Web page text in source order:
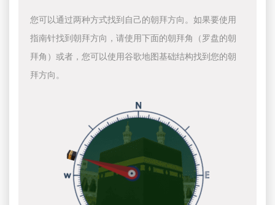
您可以通过两种方式找到自己的朝拜方向。如果要使用
指南针找到朝拜方向，请使用下面的朝拜角（罗盘的朝
拜角）或者，您可以使用谷歌地图基础结构找到您的朝
拜方向。